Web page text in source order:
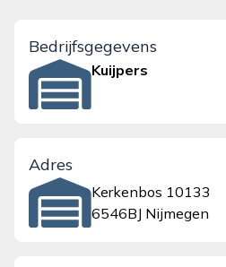
Bedrijfsgegevens
Kuijpers
Adres
Kerkenbos 10133
6546BJ Nijmegen